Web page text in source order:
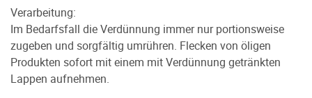
Verarbeitung:
Im Bedarfsfall die Verdünnung immer nur portionsweise
zugeben und sorgfältig umrühren. Flecken von öligen
Produkten sofort mit einem mit Verdünnung getränkten
Lappen aufnehmen.